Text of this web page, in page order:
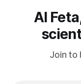
AI
Join to